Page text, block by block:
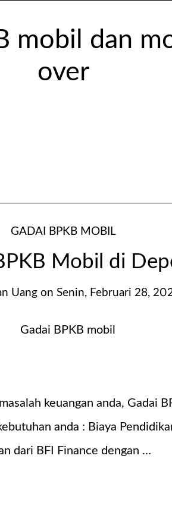
GADAI BPKB MOBIL
Mobil di
Uang on Senin, Februari 28,
keuangan anda, Gadai
anda : Biaya
dari BFI Finance dengan …